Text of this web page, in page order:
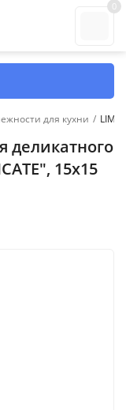
0
для кухни /
деликатного
15х15